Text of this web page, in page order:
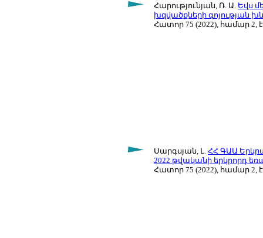
Հարությունյան, Ռ. Ա. Եվս
խզվածքների գոյության
Հատոր 75 (2022), համար 2,
Սարգսյան, Լ. ՀՀ ԳԱԱ
2022 թվականի երկրորդ
Հատոր 75 (2022), համար 2,